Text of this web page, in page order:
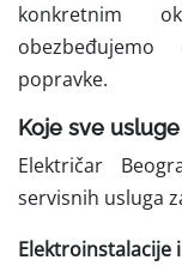
konkretnim
popravke.
Koje sve
Električar
servisnih usluga
Elektroinstalacije